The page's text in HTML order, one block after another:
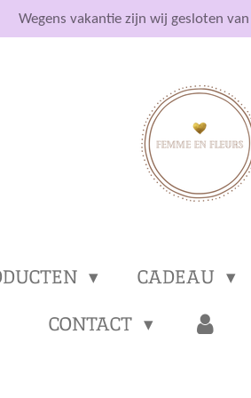
Wegens vakantie zijn wij gesloten
CADEAU
CONTACT